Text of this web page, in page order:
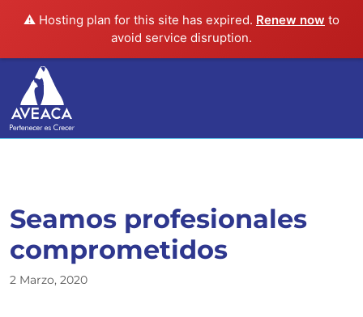
⚠️ Hosting plan for this site has expired. Renew now to
avoid service disruption.
Seamos profesionales
comprometidos
2 Marzo, 2020